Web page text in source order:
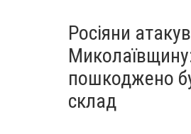
Росіяни
пошкоджено
склад